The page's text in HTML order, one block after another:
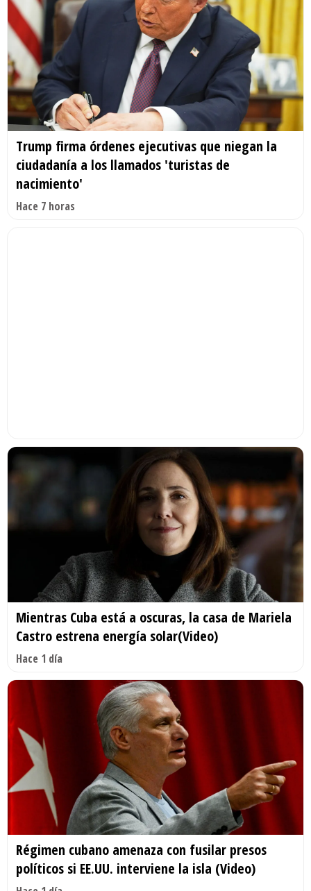
Trump firma órdenes ejecutivas que niegan la
ciudadanía a los llamados 'turistas de
nacimiento'
Hace 7 horas
Mientras Cuba está a oscuras, la casa de Mariela
Castro estrena energía solar(Video)
Hace 1 día
Régimen cubano amenaza con fusilar presos
políticos si EE.UU. interviene la isla (Video)